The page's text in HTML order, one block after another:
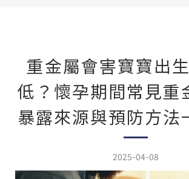
重金屬會害寶寶出
低？懷孕期間常見重
暴露來源與預防方法
2025-04-08